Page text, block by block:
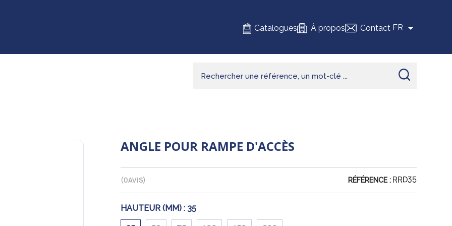
Catalogues À propos Contact FR 
ANGLE POUR RAMPE D'ACCÈS
(0AVIS) RÉFÉRENCE : RRD35
HAUTEUR (MM) : 35